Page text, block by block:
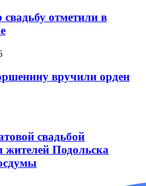
отметили в
вручили орден
свадьбой
жителей Подольска